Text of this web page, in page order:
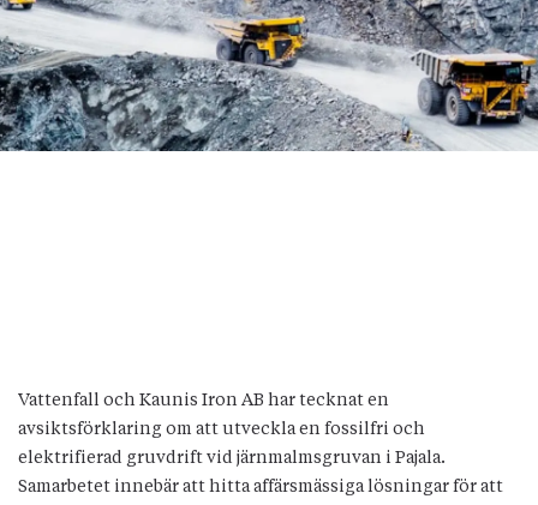
Vattenfall och Kaunis Iron AB har tecknat en
avsiktsförklaring om att utveckla en fossilfri och
elektrifierad gruvdrift vid järnmalmsgruvan i Pajala.
Samarbetet innebär att hitta affärsmässiga lösningar för att